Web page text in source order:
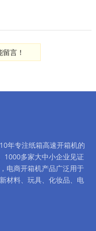
言！
年专注纸箱高速开箱机的
1000多家大中小企业见证
电商开箱机产品广泛用于
材料、玩具、化妆品、电